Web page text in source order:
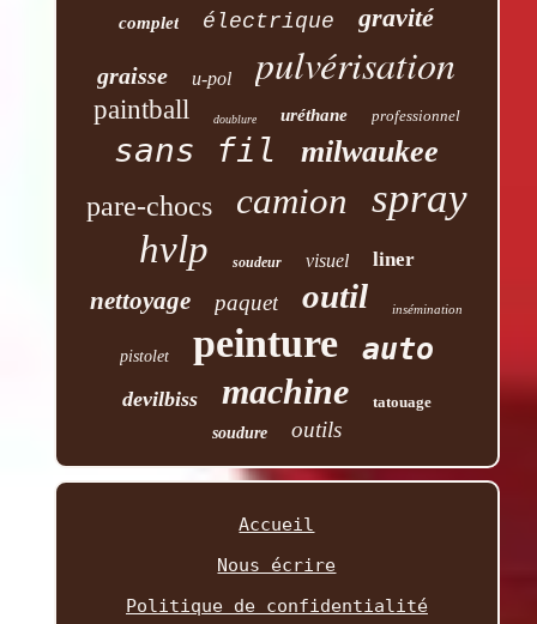
complet électrique gravité
graisse u-pol pulvérisation
paintball doublure uréthane professionnel
sans fil milwaukee
pare-chocs camion spray
hvlp soudeur visuel liner
nettoyage paquet outil insémination
pistolet peinture auto
devilbiss machine
tatouage
soudure
outils
Accueil
Nous écrire
Politique de confidentialité